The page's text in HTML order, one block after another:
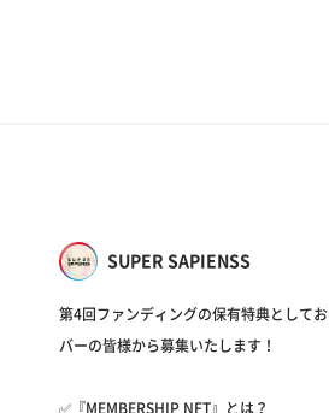
SUPER SAPIENSS
第4回ファンディングの保有特典として
バーの皆様から募集いたします！
✅『MEMBERSHIP NFT』とは？